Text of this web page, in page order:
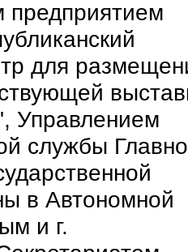
для
Управлением
службы
в Автономной
и г.